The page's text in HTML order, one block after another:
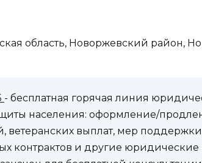
область, Новоржевский район,
- бесплатная горячая линия
населения: оформление/
ветеранских выплат, мер
контрактов и другие юридические